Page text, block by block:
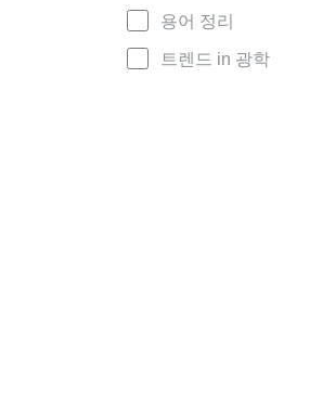
용어 정리
트렌드 in 광학